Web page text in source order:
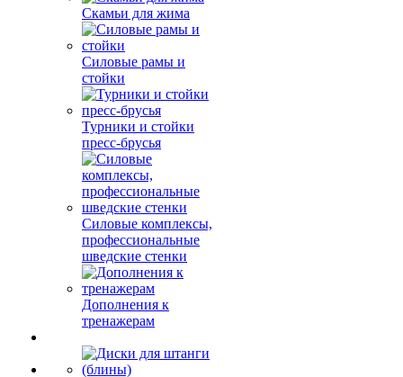
Скамьи для жима
Силовые рамы и
стойки
Турники и стойки
пресс-брусья
Силовые комплексы,
профессиональные
шведские стенки
Дополнения к
тренажерам